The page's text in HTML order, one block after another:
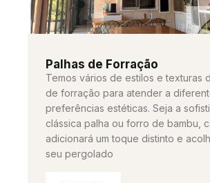
Palhas de Forração
Temos vários de estilos e texturas
de forração para atender a
preferências estéticas. Seja a
clássica palha ou forro de bambu,
adicionará um toque distinto e
seu pergolado